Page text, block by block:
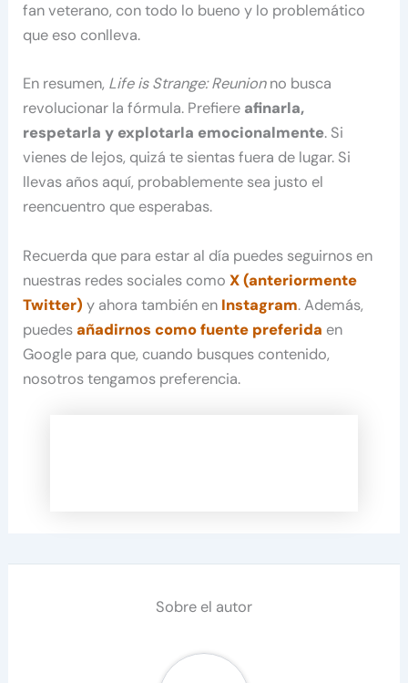
fan veterano, con todo lo bueno y lo problemático
que eso conlleva.
En resumen, Life is Strange: Reunionno busca
revolucionar la fórmula. Prefiere afinarla,
respetarla y explotarla emocionalmente. Si
vienes de lejos, quizá te sientas fuera de lugar. Si
llevas años aquí, probablemente sea justo el
reencuentro que esperabas.
Recuerda que para estar al día puedes seguirnos en
nuestras redes sociales comoX (anteriormente
Twitter) y ahora también en Instagram. Además,
puedesañadirnos como fuente preferida en
Google para que, cuando busques contenido,
nosotros tengamos preferencia.
Sobre el autor